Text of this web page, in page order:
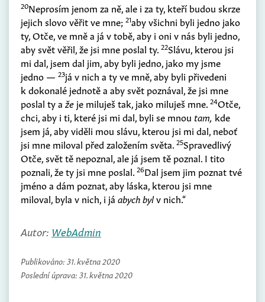
20Neprosím jenom za ně, ale i za ty, kteří budou skrze
jejich slovo věřit ve mne; 21aby všichni byli jedno jako
ty, Otče, ve mně a já v tobě, aby i oni v nás byli jedno,
aby svět věřil, že jsi mne poslal ty. 22Slávu, kterou jsi
mi dal, jsem dal jim, aby byli jedno, jako my jsme
jedno — 23já v nich a ty ve mně, aby byli přivedeni
k dokonalé jednotě a aby svět poznával, že jsi mne
poslal ty a že je miluješ tak, jako miluješ mne. 24Otče,
chci, aby i ti, které jsi mi dal, byli se mnou tam, kde
jsem já, aby viděli mou slávu, kterou jsi mi dal, neboť
jsi mne miloval před založením světa. 25Spravedlivý
Otče, svět tě nepoznal, ale já jsem tě poznal. I tito
poznali, že ty jsi mne poslal. 26Dal jsem jim poznat tvé
jméno a dám poznat, aby láska, kterou jsi mne
miloval, byla v nich, i já abych bylv nich.“
Autor: WebAdmin
Publikováno: 31. května 2020
Poslední úprava: 31. května 2020